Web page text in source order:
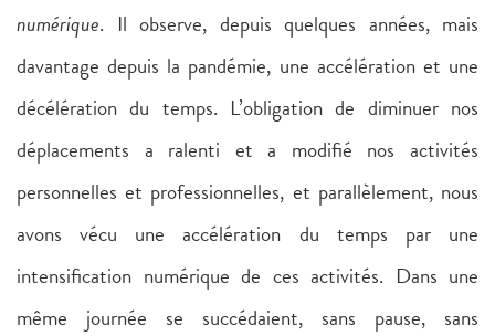
numérique. Il observe, depuis quelques années, mais
davantage depuis la pandémie, une accélération et une
décélération du temps. L’obligation de diminuer nos
déplacements a ralenti et a modifié nos activités
personnelles et professionnelles, et parallèlement, nous
avons vécu une accélération du temps par une
intensification numérique de ces activités. Dans une
même journée se succédaient, sans pause, sans